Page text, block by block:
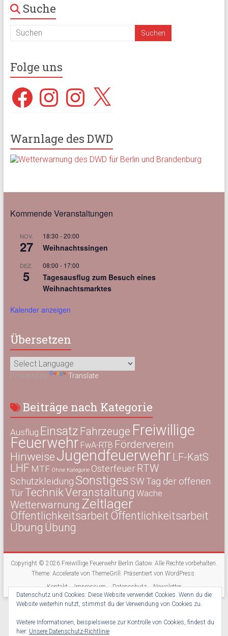
Suche
Folge uns
FacebookInstagramInstagram
X
Warnlage des DWD
Kommende Veranstaltungen
NOV.
27
18:30 -20:00
Weihnachtssingen
DEZ.
5
08:00 - 17:00
Tagesausflug zum Besuch eines
Weihnachtsmarktes
Kalender anzeigen
Übersetzen
Powered by Translate
Beiträge nach Kategorie
Ausflug Einsatz Fahrzeuge Freiwillige
Feuerwehr FwA-RTB Förderverein
HinweiseJugendfeuerwehr LF-KatS
LHF MTF Ohne Kategorie Osterfeuer RTW
SchutzkleidungSonstiges SWTag der offenen
TürTechnikVeranstaltung Wache
Wetterwarnung Zeltlager
Öffentlichkeitsarbeit Öffentlichkeitsarbeit
Übung Übung
Copyright © 2026 Freiwillige Feuerwehr Berlin Gatow. Alle Rechte vorbehalten.
Theme:Accelerate von ThemeGrill. Präsentiert vonWordPress
Kontakt
Impressum Datenschutz
Newsletter
Datenschutz und Cookies: Diese Website verwendet Cookies. Wenn du die
Website weiterhin nutzt, stimmst du der Verwendung von Cookies zu.
Weitere Informationen, beispielsweise zur Kontrolle von Cookies, findest du
hier: Unsere Datenschutz-Richtlinie